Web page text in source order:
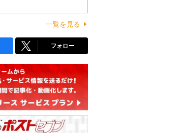
一覧を見る
フォロー